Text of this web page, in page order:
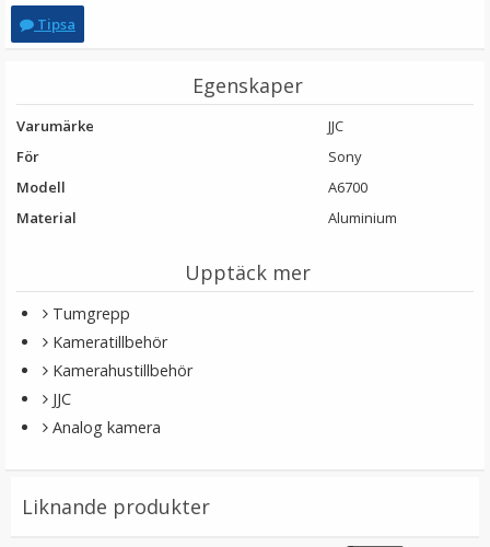
139 kr
JJC Skärmskydd för Fujifilm X-M5/X100VI/X-T4/ X-T5/X-
Tipsa
Egenskaper
Varumärke
JJC
För
Sony
Modell
A6700
Material
Aluminium
Upptäck mer
Tumgrepp
Kameratillbehör
Kamerahustillbehör
JJC
Analog kamera
Liknande produkter